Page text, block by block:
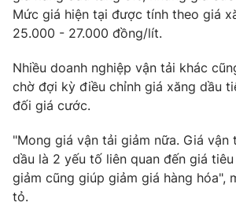
THỜI BÁO VTV
Theo dõi báo trên
Cơ quan chủ quản:
Mức giá hiện tại được tính theo giá
25.000 - 27.000 đồng/lít.
Nhiều doanh nghiệp vận tải khác
chờ đợi kỳ điều chỉnh giá xăng dầu
đối giá cước.
"Mong giá vận tải giảm nữa. Giá vận
dầu là 2 yếu tố liên quan đến giá
giảm cũng giúp giảm giá hàng hóa",
tỏ.